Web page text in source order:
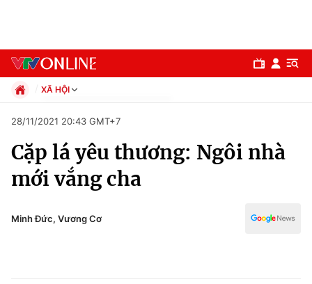
Chuyên mục
Chính trị
XÃ HỘI
Xã hội
Pháp luật
Kinh tế
Thể thao
Văn hóa - Giải trí
28/11/2021 20:43 GMT+7
Cặp lá yêu thương: Ngôi nhà
mới vắng cha
Minh Đức, Vương Cơ